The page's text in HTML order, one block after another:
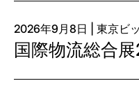
2026年9月8日 | 東京ビ
国際物流総合